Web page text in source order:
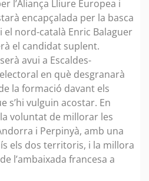
l’Aliança Lliure Europea i
encapçalada per la basca
el nord-català Enric Balaguer
el candidat suplent.
avui a Escaldes-
en què desgranarà
la formació davant els
s’hi vulguin acostar. En
voluntat de millorar les
i Perpinyà, amb una
els dos territoris, i la millora
l’ambaixada francesa a